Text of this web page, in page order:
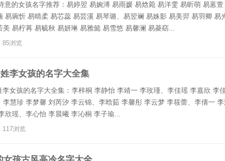
意的女孩名字推荐：易婷翌 易婉溥 易雨媛 易焓菀 易洋雯 易昕萌 易蒽
易琬忻 易晴柔 易芯蕊 易芸溪 易琴璐、易翌斓 易姝影 易美羿 易羽卿 易
易柠苒 易毓秋 易妍琳 易雅懿 易雪悠 易馨澜 易菱窈...
85浏览
李女孩的名字大全集
李女孩的名字大全集：李梓桐 李静怡 李靖一 李玫瑾、李佳瑶 李嘉欣 李
慧珍 李梦馨 刘芮汐 李云锦、李晗茹 李馨彤 李云梦 李筱蕾、李倩一
瑶、李心怡 李晨曦 李沁桐 李子瑜...
117浏览